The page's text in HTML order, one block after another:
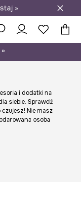
»
i dodatki na
siebie. Sprawdź
Nie masz
osoba